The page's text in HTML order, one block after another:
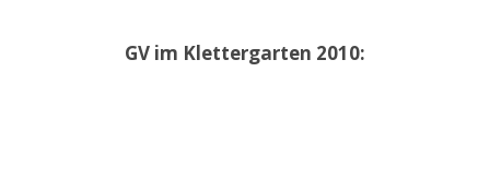
GV im Klettergarten 2010: